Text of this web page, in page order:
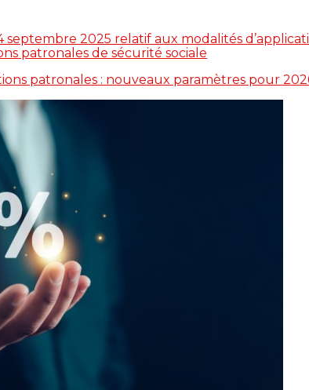
septembre 2025 relatif aux modalités
patronales de sécurité sociale
patronales : nouveaux paramètres pour